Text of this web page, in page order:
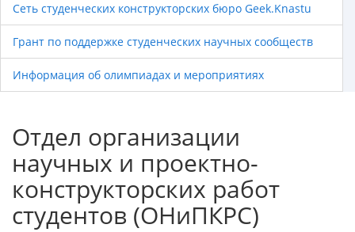
Сеть студенческих конструкторских бюро Geek.Knastu
Грант по поддержке студенческих научных сообществ
Информация об олимпиадах и мероприятиях
Отдел организации
научных и проектно-
конструкторских работ
студентов (ОНиПКРС)